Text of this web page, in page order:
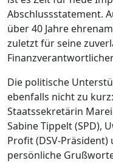
Abschlussstatement.
über 40 Jahre
zuletzt für seine
Die politische
ebenfalls nicht zu
Staatssekretärin
Sabine Tippelt (SPD),
Profit (DSV-Präsident)
persönliche